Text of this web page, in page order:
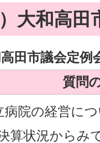
大和高田
田市議会定例
質問
病院の経営に
算状況からみ